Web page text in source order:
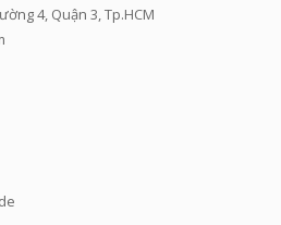
4, Quận 3, Tp.HCM